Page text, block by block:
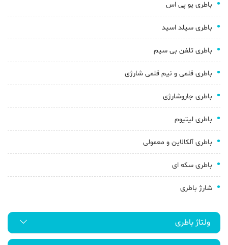
باطری یو پی اس
باطری سیلد اسید
باطری تلفن بی سیم
باطری قلمی و نیم قلمی شارژی
باطری جاروشارژی
باطری لیتیوم
باطری آلکالاین و معمولی
باطری سکه ای
شارژ باطری
ولتاژ باطری